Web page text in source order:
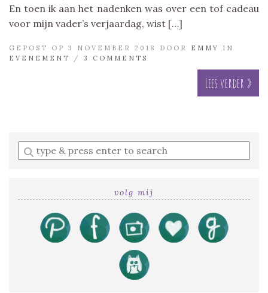
En toen ik aan het nadenken was over een tof cadeau
voor mijn vader’s verjaardag, wist […]
GEPOST OP 3 NOVEMBER 2018 DOOR EMMY
IN
EVENEMENT
/ 3 COMMENTS
Lees verder »
Enter
a
volg mij